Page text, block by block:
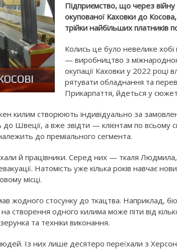
Підприємство, що через
окупованої Каховки до
трійки найбільших платників
Колись це було невелике
— виробництво з
окупації Каховки у 2022 році
рятувати обладнання та
Прикарпаття, йдеться у
килим створюють індивідуально за
Швеції, а вже звідти — клієнтам по всьому
до преміального сегмента.
й працівники. Серед них — ткаля Людмила,
Натомість уже кілька років навчає
місці.
жодного стосунку до ткацтва. Наприклад,
створення одного килима може піти від
та техніки виконання.
Із них лише десятеро переїхали з